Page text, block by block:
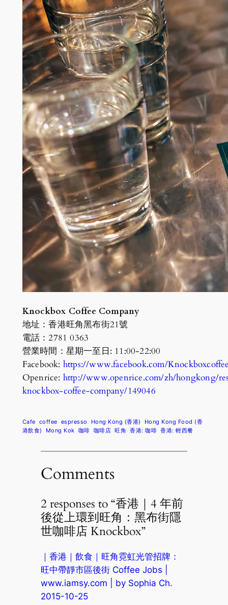
Knockbox Coffee Company
地址：香港旺角黑布街21號
電話：2781 0363
營業時間：星期一至日: 11:00-22:00
Facebook: https://www.facebook.com/
Openrice: http://www.openrice.com/zh/hongkong/
knockbox-coffee-company/149046
Cafe coffee espresso Hong Kong (香港)
Hong Kong Food (香
港飲食)
Mong Kok 咖啡 咖啡店 旺角 香港: 咖啡 香港: 輕西餐
Comments
2 responses to “香港｜4 年前
後從上環到旺角：黑布街隱
世咖啡店 Knockbox”
｜香港｜飲食｜旺角霓虹光管招牌：
旺中帶靜市區後街 Coffee Jobs |
www.iamsy.com | by Sophia Ch.
2015-10-25